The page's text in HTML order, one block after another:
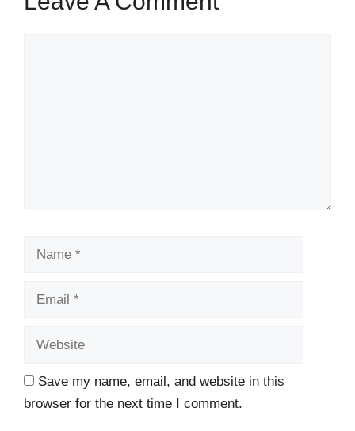
Save my name, email, and website in this
browser for the next time I comment.